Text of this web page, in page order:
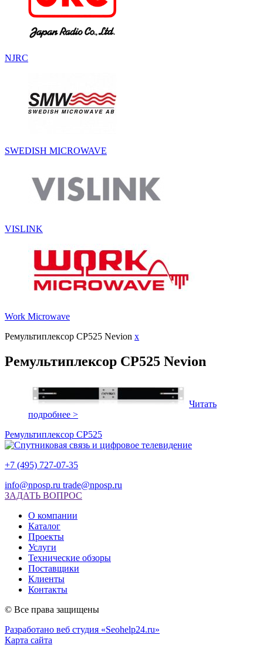
NJRC
SWEDISH MICROWAVE
VISLINK
Work Microwave
Ремультиплексор CP525 Nevion x
Ремультиплексор CP525 Nevion
Читать
подробнее >
Ремультиплексор CP525
+7 (495) 727-07-35
info@nposp.ru trade@nposp.ru
ЗАДАТЬ ВОПРОС
О компании
Каталог
Проекты
Услуги
Технические обзоры
Поставщики
Клиенты
Контакты
© Все права защищены
Разработано веб студия «Seohelp24.ru»
Карта сайта